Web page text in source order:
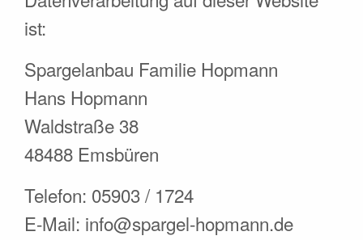
ist:
Spargelanbau Familie Hopmann
Hans Hopmann
Waldstraße 38
48488 Emsbüren
Telefon: 05903 / 1724
E-Mail: info@spargel-hopmann.de